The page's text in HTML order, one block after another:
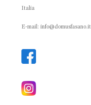
Italia
E-mail: info@domusfasano.it